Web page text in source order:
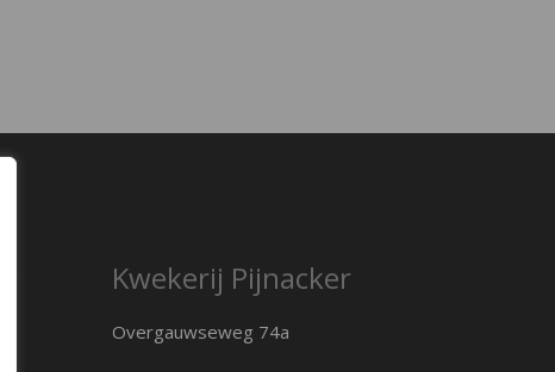
Kwekerij Pijnacker
Overgauwseweg 74a